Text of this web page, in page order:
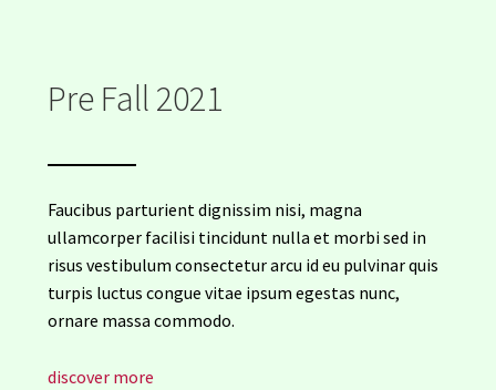
Pre Fall 2021
Faucibus parturient dignissim nisi, magna
ullamcorper facilisi tincidunt nulla et morbi sed in
risus vestibulum consectetur arcu id eu pulvinar quis
turpis luctus congue vitae ipsum egestas nunc,
ornare massa commodo.
discover more